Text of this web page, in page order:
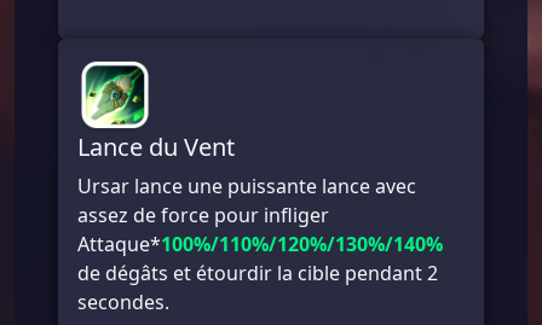
Lance du Vent
Ursar lance une puissante lance avec
assez de force pour infliger
Attaque*100%/110%/120%/130%/140%
de dégâts et étourdir la cible pendant 2
secondes.